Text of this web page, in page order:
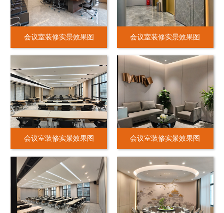
会议室装修实景效果图 会议室装修实景效果图
会议室装修实景效果图 会议室装修实景效果图